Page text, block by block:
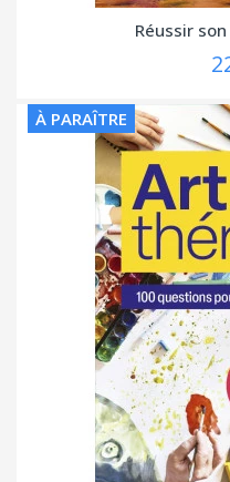
Réussir
À PARAÎTRE